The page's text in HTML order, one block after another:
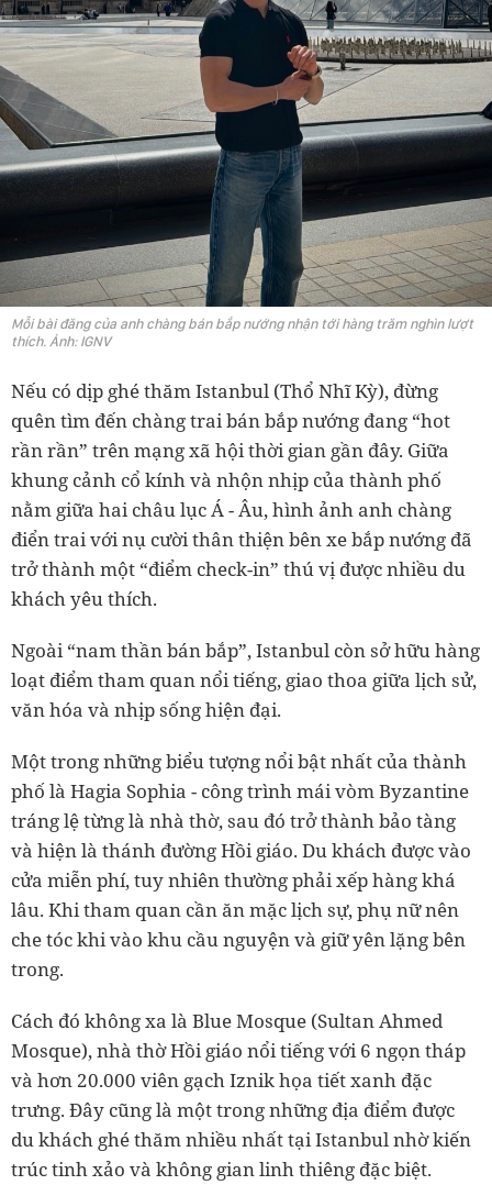
Mỗi bài đăng của anh chàng bán bắp nướng nhận tới hàng trăm nghìn lượt
thích. Ảnh: IGNV
Nếu có dịp ghé thăm Istanbul (Thổ Nhĩ Kỳ), đừng
quên tìm đến chàng trai bán bắp nướng đang “hot
rần rần” trên mạng xã hội thời gian gần đây. Giữa
khung cảnh cổ kính và nhộn nhịp của thành phố
nằm giữa hai châu lục Á - Âu, hình ảnh anh chàng
điển trai với nụ cười thân thiện bên xe bắp nướng đã
trở thành một “điểm check-in” thú vị được nhiều du
khách yêu thích.
Ngoài “nam thần bán bắp”, Istanbul còn sở hữu hàng
loạt điểm tham quan nổi tiếng, giao thoa giữa lịch sử,
văn hóa và nhịp sống hiện đại.
Một trong những biểu tượng nổi bật nhất của thành
phố là Hagia Sophia - công trình mái vòm Byzantine
tráng lệ từng là nhà thờ, sau đó trở thành bảo tàng
và hiện là thánh đường Hồi giáo. Du khách được vào
cửa miễn phí, tuy nhiên thường phải xếp hàng khá
lâu. Khi tham quan cần ăn mặc lịch sự, phụ nữ nên
che tóc khi vào khu cầu nguyện và giữ yên lặng bên
trong.
Cách đó không xa là Blue Mosque (Sultan Ahmed
Mosque), nhà thờ Hồi giáo nổi tiếng với 6 ngọn tháp
và hơn 20.000 viên gạch Iznik họa tiết xanh đặc
trưng. Đây cũng là một trong những địa điểm được
du khách ghé thăm nhiều nhất tại Istanbul nhờ kiến
trúc tinh xảo và không gian linh thiêng đặc biệt.